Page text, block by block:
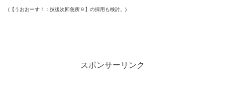
(【うおおーす！：技後次回急所９】の採用も検討。)
スポンサーリンク